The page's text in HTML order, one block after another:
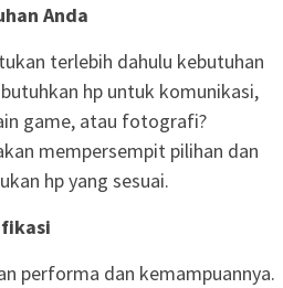
Anda
terlebih dahulu kebutuhan
hp untuk komunikasi,
game, atau fotografi?
mempersempit pilihan dan
hp yang sesuai.
performa dan kemampuannya.